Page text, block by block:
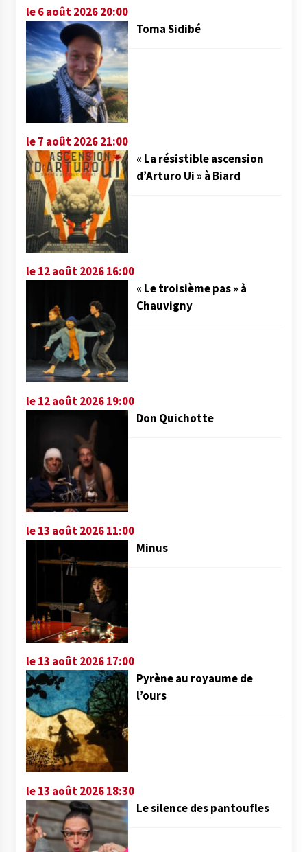
le 6 août 2026 20:00
Toma Sidibé
le 7 août 2026 21:00
« La résistible ascension
d’Arturo Ui » à Biard
le 12 août 2026 16:00
« Le troisième pas » à
Chauvigny
le 12 août 2026 19:00
Don Quichotte
le 13 août 2026 11:00
Minus
le 13 août 2026 17:00
Pyrène au royaume de
l’ours
le 13 août 2026 18:30
Le silence des pantoufles